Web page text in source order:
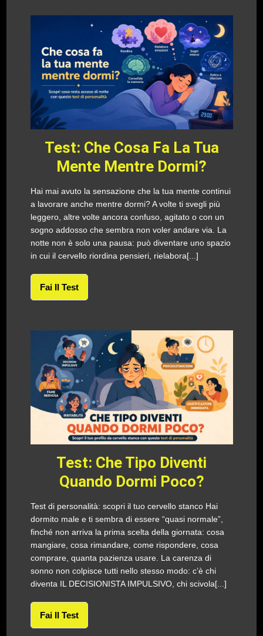
Test: Che Cosa Fa La Tua
Mente Mentre Dormi?
Hai mai avuto la sensazione che la tua mente continui
a lavorare anche mentre dormi? A volte ti svegli più
leggero, altre volte ancora confuso, agitato o con un
sogno addosso che sembra non voler andare via. La
notte non è solo una pausa: può diventare uno spazio
in cui il cervello riordina pensieri, rielabora[...]
Fai Il Test
Test: Che Tipo Diventi
Quando Dormi Poco?
Test di personalità: scopri il tuo cervello stanco Hai
dormito male e ti sembra di essere “quasi normale”,
finché non arriva la prima scelta della giornata: cosa
mangiare, cosa rimandare, come rispondere, cosa
comprare, quanta pazienza usare. La carenza di
sonno non colpisce tutti nello stesso modo: c’è chi
diventa IL DECISIONISTA IMPULSIVO, chi scivola[...]
Fai Il Test